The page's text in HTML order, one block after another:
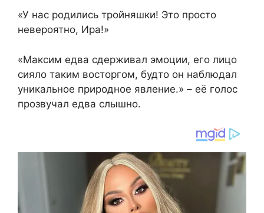
«У нас родились тройняшки! Это просто
невероятно, Ира!»
«Максим едва сдерживал эмоции, его лицо
сияло таким восторгом, будто он наблюдал
уникальное природное явление.» – её голос
прозвучал едва слышно.